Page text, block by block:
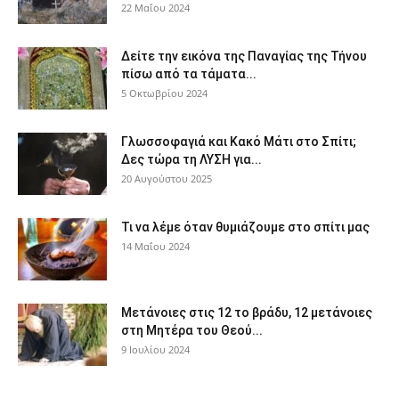
22 Μαΐου 2024
Δείτε την εικόνα της Παναγίας της Τήνου
πίσω από τα τάματα...
5 Οκτωβρίου 2024
Γλωσσοφαγιά και Κακό Μάτι στο Σπίτι;
Δες τώρα τη ΛΥΣΗ για...
20 Αυγούστου 2025
Τι να λέμε όταν θυμιάζουμε στο σπίτι μας
14 Μαΐου 2024
Μετάνοιες στις 12 το βράδυ, 12 μετάνοιες
στη Μητέρα του Θεού...
9 Ιουλίου 2024